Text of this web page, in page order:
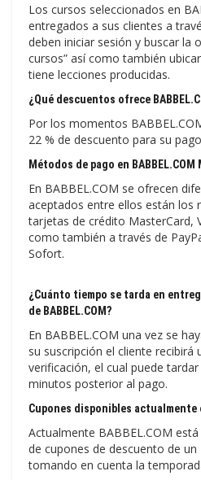
Los cursos seleccionados en
entregados a sus clientes a
deben iniciar sesión y buscar la
cursos” así como también
tiene lecciones producidas.
¿Qué descuentos ofrece
Por los momentos
22 % de descuento para su
Métodos de pago en BABBEL.COM
En BABBEL.COM se ofrecen
aceptados entre ellos están los
tarjetas de crédito MasterCard,
como también a través de
Sofort.
¿Cuánto tiempo se tarda en
de BABBEL.COM?
En BABBEL.COM una vez se
su suscripción el cliente
verificación, el cual puede
minutos posterior al pago.
Cupones disponibles actualmente
Actualmente BABBEL.COM
de cupones de descuento de un
tomando en cuenta la